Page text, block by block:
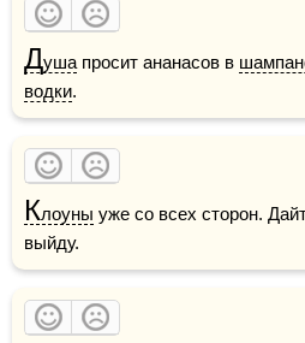
Душа просит ананасов в
водки.
Клоуны уже со всех сторон.
выйду.